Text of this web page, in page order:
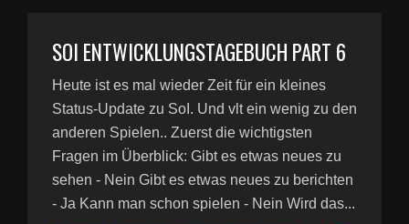
SOI ENTWICKLUNGSTAGEBUCH PART 6
Heute ist es mal wieder Zeit für ein kleines
Status-Update zu SoI. Und vlt ein wenig zu den
anderen Spielen.. Zuerst die wichtigsten
Fragen im Überblick: Gibt es etwas neues zu
sehen - Nein Gibt es etwas neues zu berichten
- Ja Kann man schon spielen - Nein Wird das...